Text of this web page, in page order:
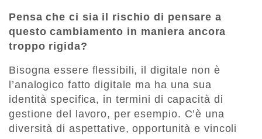
Pensa che ci sia il rischio di pensare a
questo cambiamento in maniera ancora
troppo rigida?
Bisogna essere flessibili, il digitale non è
l’analogico fatto digitale ma ha una sua
identità specifica, in termini di capacità di
gestione del lavoro, per esempio. C’è una
diversità di aspettative, opportunità e vincoli